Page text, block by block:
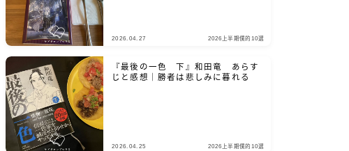
2026.04.27 2026上半期僕的10選
『最後の一色 下』和田竜 あらす
じと感想｜勝者は悲しみに暮れる
2026.04.25 2026上半期僕的10選